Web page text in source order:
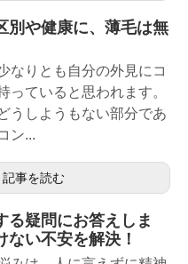
別や健康に、薄毛は無
なりとも自分の外見にコ
っていると思われます。
うしようもない部分であ
ン...
記事を読む
る疑問にお答えしま
ない不安を解決！